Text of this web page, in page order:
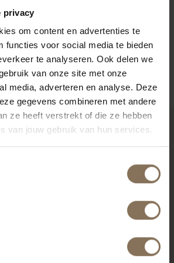
privacy
om content en advertenties te
functies voor social media te bieden
te analyseren. Ook delen we
van onze site met onze
media, adverteren en analyse. Deze
gegevens combineren met andere
ze heeft verstrekt of die ze hebben
van jouw gebruik van hun services.
BEKEKEN